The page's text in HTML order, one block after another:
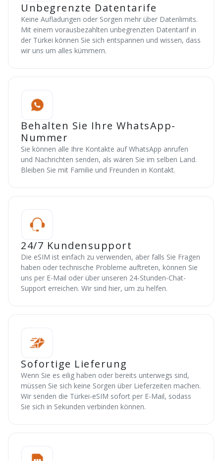
Unbegrenzte Datentarife
Keine Aufladungen oder Sorgen mehr über Datenlimits.
Mit einem vorausbezahlten unbegrenzten Datentarif in
der Türkei können Sie sich entspannen und wissen, dass
wir uns um alles kümmern.
Behalten Sie Ihre WhatsApp-
Nummer
Sie können alle Ihre Kontakte auf WhatsApp anrufen
und Nachrichten senden, als wären Sie im selben Land.
Bleiben Sie mit Familie und Freunden in Kontakt.
24/7 Kundensupport
Die eSIM ist einfach zu verwenden, aber falls Sie Fragen
haben oder technische Probleme auftreten, können Sie
uns per E-Mail oder über unseren 24-Stunden-Chat-
Support erreichen. Wir sind hier, um zu helfen.
Sofortige Lieferung
Wenn Sie es eilig haben oder bereits unterwegs sind,
müssen Sie sich keine Sorgen über Lieferzeiten machen.
Wir senden die Türkei-eSIM sofort per E-Mail, sodass
Sie sich in Sekunden verbinden können.